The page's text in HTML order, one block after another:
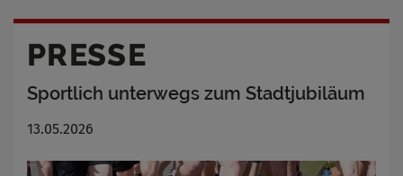
PRESSE
Sportlich unterwegs zum Stadtjubiläum
13.05.2026